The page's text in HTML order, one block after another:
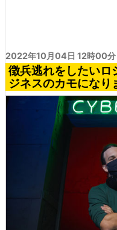
2022年10月04日 12時00分
徴兵逃れをしたいロ
ジネスのカモになり